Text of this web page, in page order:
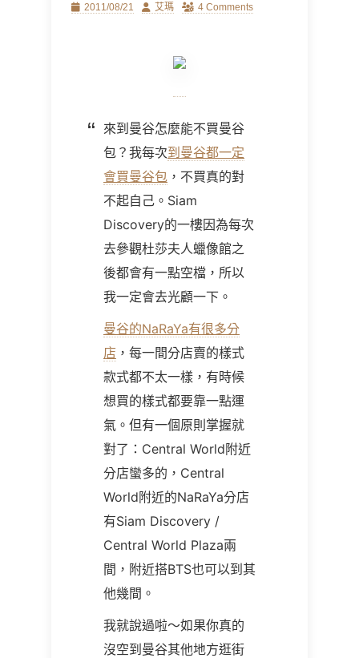
Posted2011/08/21 Author
艾瑪 4 Comments
來到曼谷怎麼能不買曼谷
包？我每次到曼谷都一定
會買曼谷包 ，不買真的對
不起自己。Siam
Discovery的一樓因為每次
去參觀杜莎夫人蠟像館之
後都會有一點空檔，所以
我一定會去光顧一下。
曼谷的NaRaYa有很多分
店 ，每一間分店賣的樣式
款式都不太一樣，有時候
想買的樣式都要靠一點運
氣。但有一個原則掌握就
對了：Central World附近
分店蠻多的，Central
World附近的NaRaYa分店
有Siam Discovery /
Central World Plaza兩
間，附近搭BTS也可以到其
他幾間。
我就說過啦～如果你真的
沒空到曼谷其他地方逛街